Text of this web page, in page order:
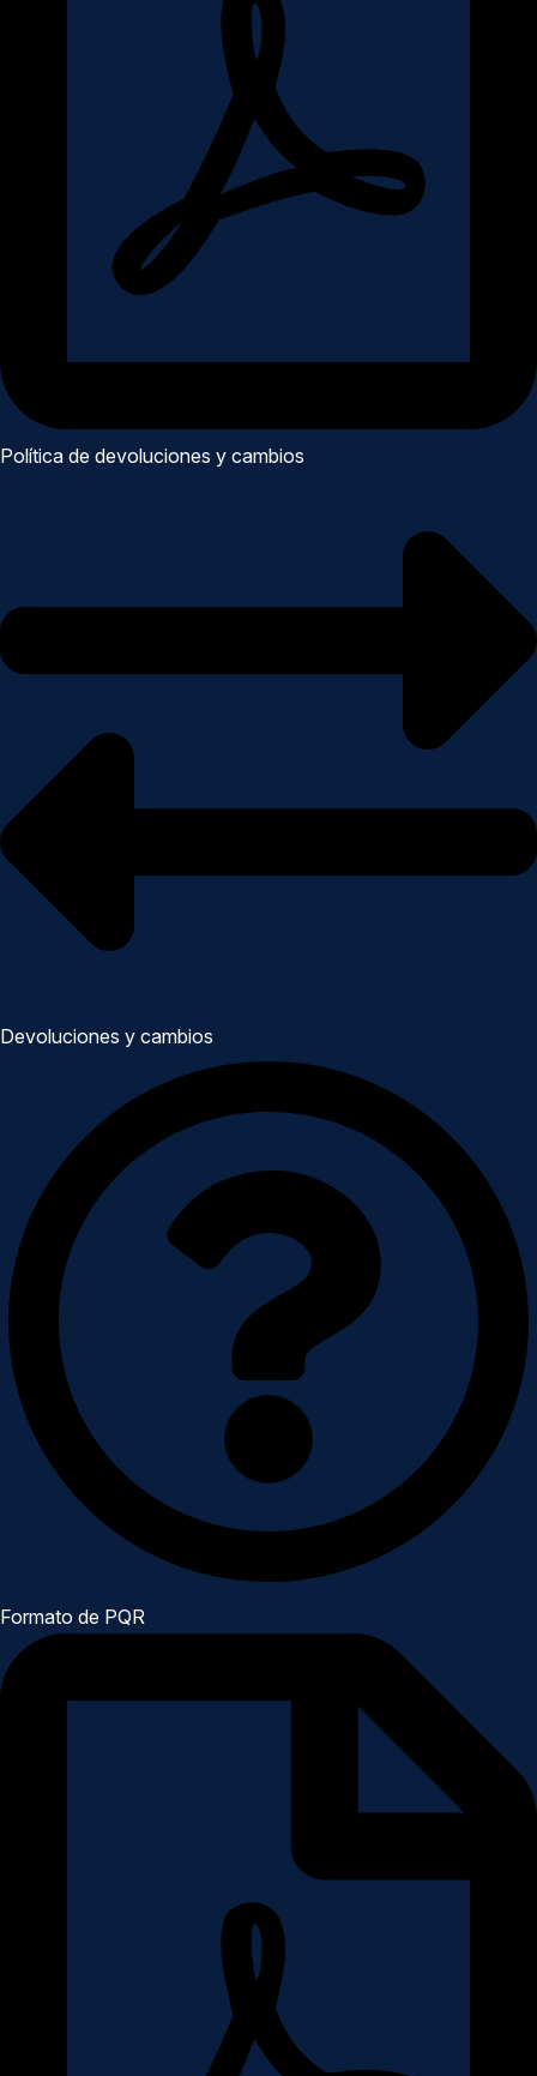
Política de devoluciones y cambios
Devoluciones y cambios
Formato de PQR